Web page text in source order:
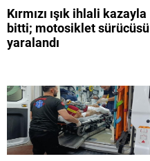
Kırmızı ışık ihlali kazayla
bitti; motosiklet sürücüsü
yaralandı